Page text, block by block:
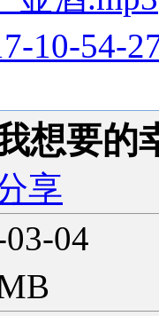
10-54-
想要的
享
04